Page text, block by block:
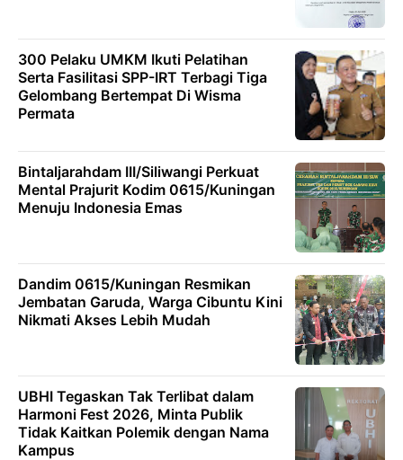
300 Pelaku UMKM Ikuti Pelatihan
Serta Fasilitasi SPP-IRT Terbagi Tiga
Gelombang Bertempat Di Wisma
Permata
Bintaljarahdam III/Siliwangi Perkuat
Mental Prajurit Kodim 0615/Kuningan
Menuju Indonesia Emas
Dandim 0615/Kuningan Resmikan
Jembatan Garuda, Warga Cibuntu Kini
Nikmati Akses Lebih Mudah
UBHI Tegaskan Tak Terlibat dalam
Harmoni Fest 2026, Minta Publik
Tidak Kaitkan Polemik dengan Nama
Kampus